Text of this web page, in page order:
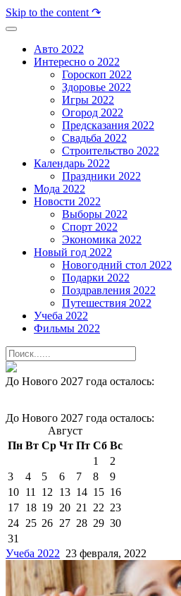
Skip to the content ↷
Авто 2022
Интересно о 2022
Гороскоп 2022
Здоровье 2022
Игры 2022
Огород 2022
Предсказания 2022
Свадьба 2022
Строительство 2022
Календарь 2022
Праздники 2022
Мода 2022
Новости 2022
Выборы 2022
Спорт 2022
Экономика 2022
Новый год 2022
Новогодний стол 2022
Подарки 2022
Поздравления 2022
Путешествия 2022
Учеба 2022
Фильмы 2022
До Нового 2027 года осталось:
До Нового 2027 года осталось:
Август
Пн Вт Ср Чт Пт Сб Вс
1
2
3
4 5 6 7 8
9
10 11 12 13 14 15 16
17 18 19 20 21 22 23
24 25 26 27 28 29 30
31
Учеба 2022 23 февраля, 2022